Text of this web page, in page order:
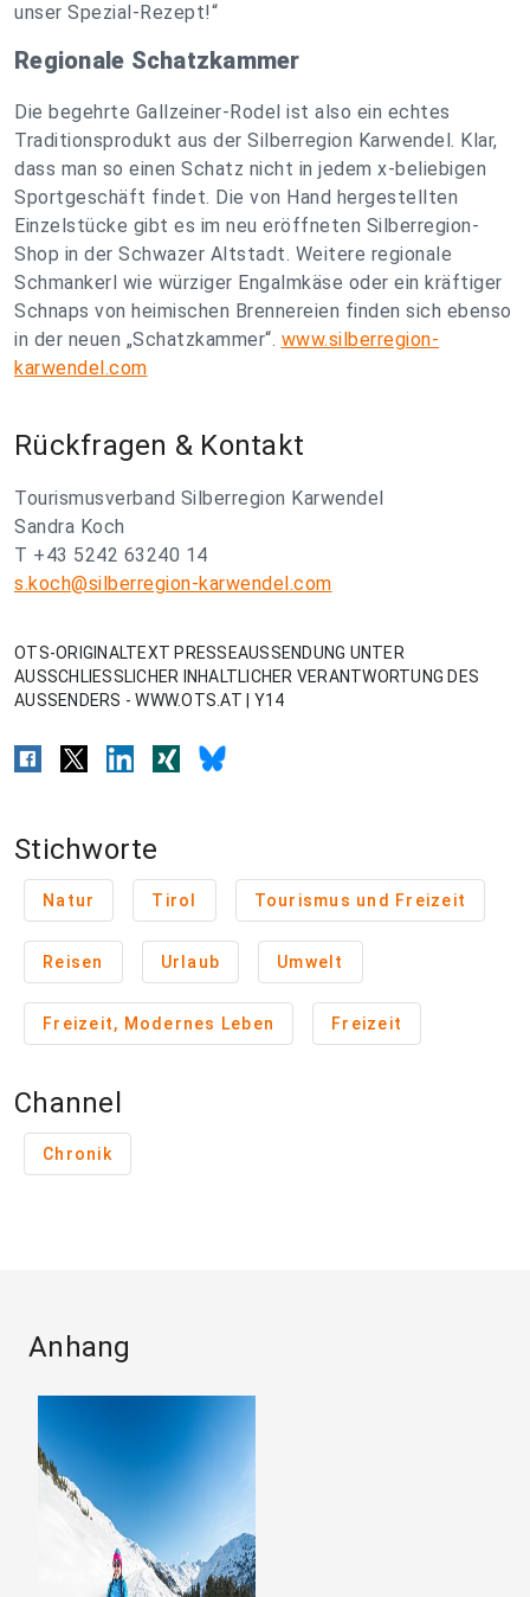
unser Spezial-Rezept!“
Regionale Schatzkammer
Die begehrte Gallzeiner-Rodel ist also ein echtes
Traditionsprodukt aus der Silberregion Karwendel. Klar,
dass man so einen Schatz nicht in jedem x-beliebigen
Sportgeschäft findet. Die von Hand hergestellten
Einzelstücke gibt es im neu eröffneten Silberregion-
Shop in der Schwazer Altstadt. Weitere regionale
Schmankerl wie würziger Engalmkäse oder ein kräftiger
Schnaps von heimischen Brennereien finden sich ebenso
in der neuen „Schatzkammer“. www.silberregion-
karwendel.com
Rückfragen & Kontakt
Tourismusverband Silberregion Karwendel
Sandra Koch
T +43 5242 63240 14
s.koch@silberregion-karwendel.com
OTS-ORIGINALTEXT PRESSEAUSSENDUNG UNTER
AUSSCHLIESSLICHER INHALTLICHER VERANTWORTUNG DES
AUSSENDERS - WWW.OTS.AT | Y14
Stichworte
Natur Tirol Tourismus und Freizeit
Reisen Urlaub Umwelt
Freizeit, Modernes Leben Freizeit
Channel
Chronik
Anhang